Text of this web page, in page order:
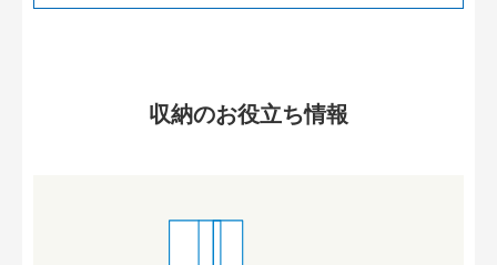
収納のお役立ち情報